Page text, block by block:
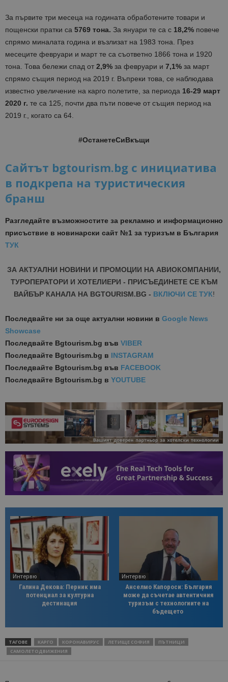
За първите три месеца на годината обработените товари и
пощенски пратки са 5769 тона. За януари те са с 18,2% повече
спрямо миналата година и възлизат на 1983 тона. През
месеците февруари и март те са съответно 1866 тона и 1920
тона. Това бележи спад от 2,9% за февруари и 7,1% за март
спрямо същия период на 2019 г. Въпреки това, се наблюдава
известно увеличение на карго полетите, за периода 16-29 март
2020 г. те са 125, почти два пъти повече от същия период на
2019 г., когато са 64.
#ОстанетеСиВкъщи
Сайтът bgtourism.bg с инициатива
в подкрепа на туристическия
бранш
Разгледайте възможностите за рекламно и информационно
присъствие в новинарски сайт №1 за туризъм в България
ТУК
ЗА АКТУАЛНИ НОВИНИ И ПРОМОЦИИ НА АВИОКОМПАНИИ,
ТУРОПЕРАТОРИ И ХОТЕЛИЕРИ - ПРИСЪЕДИНЕТЕ СЕ КЪМ
ВАЙБЪР КАНАЛА НА BGTOURISM.BG - ВКЛЮЧИ СЕ ТУК!
Последвайте ни за още актуални новини в Google News
Showcase
Последвайте Bgtourism.bg във VIBER
Последвайте Bgtourism.bg в INSTAGRAM
Последвайте Bgtourism.bg във FACEBOOK
Последвайте Bgtourism.bg в YOUTUBE
Интервю
Галина Декова: Перник има
потенциал за културна
дестинация
Интервю
Анселмо Капороси: България
може да съчетае автентичния
туризъм с технологиите на
бъдещето
ТАГОВЕ КАРГО КОРОНАВИРУС ЛЕТИЩЕ СОФИЯ
ПЪТНИЦИ
САМОЛЕТОДВИЖЕНИЯ